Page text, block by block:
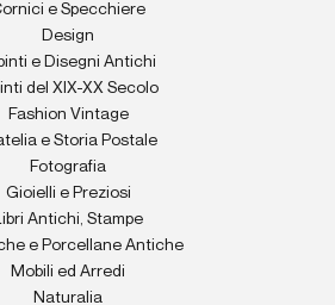
e Specchiere
Design
e Disegni Antichi
del XIX-XX Secolo
Fashion Vintage
e Storia Postale
Fotografia
Gioielli e Preziosi
Antichi, Stampe
e Porcellane Antiche
Mobili ed Arredi
Naturalia